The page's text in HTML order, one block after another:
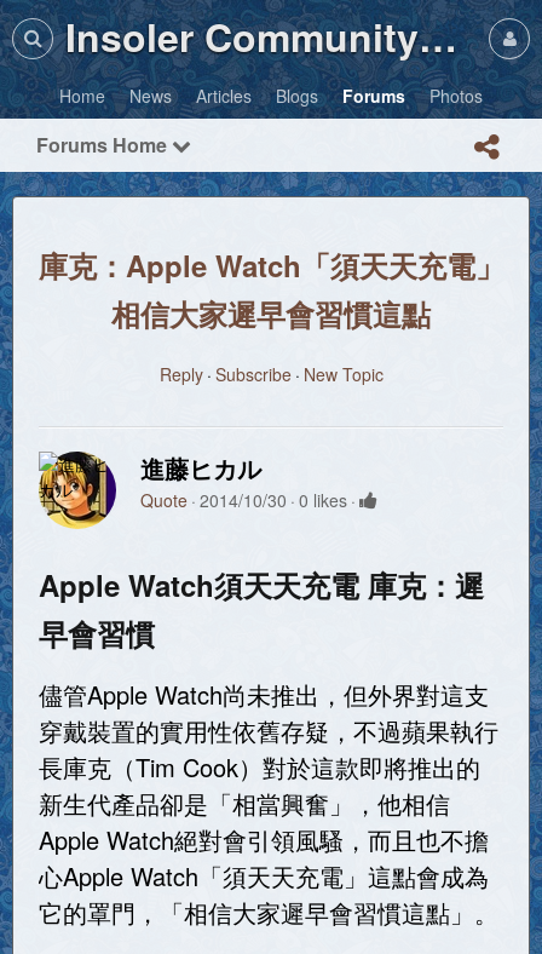
Insoler Community・Photos
Home News Articles Blogs Forums Photos
Forums Home
庫克：Apple Watch「須天天充電」
相信大家遲早會習慣這點
Reply Subscribe New Topic
進藤ヒカル
Quote 2014/10/30 0 likes
Apple Watch須天天充電 庫克：遲
早會習慣
儘管Apple Watch尚未推出，但外界對這支
穿戴裝置的實用性依舊存疑，不過蘋果執行
長庫克（Tim Cook）對於這款即將推出的
新生代產品卻是「相當興奮」，他相信
Apple Watch絕對會引領風騷，而且也不擔
心Apple Watch「須天天充電」這點會成為
它的罩門，「相信大家遲早會習慣這點」。